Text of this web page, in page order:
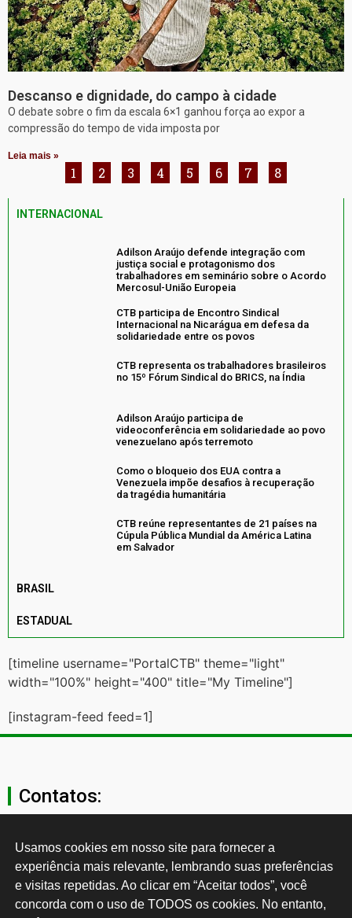
Descanso e dignidade, do campo à cidade
O debate sobre o fim da escala 6×1 ganhou força ao expor a
compressão do tempo de vida imposta por
Leia mais »
1 2 3 4 5 6 7 8
INTERNACIONAL
Adilson Araújo defende integração com
justiça social e protagonismo dos
trabalhadores em seminário sobre o Acordo
Mercosul-União Europeia
CTB participa de Encontro Sindical
Internacional na Nicarágua em defesa da
solidariedade entre os povos
CTB representa os trabalhadores brasileiros
no 15º Fórum Sindical do BRICS, na Índia
Adilson Araújo participa de
videoconferência em solidariedade ao povo
venezuelano após terremoto
Como o bloqueio dos EUA contra a
Venezuela impõe desafios à recuperação
da tragédia humanitária
CTB reúne representantes de 21 países na
Cúpula Pública Mundial da América Latina
em Salvador
BRASIL
ESTADUAL
[timeline username="PortalCTB" theme="light"
width="100%" height="400" title="My Timeline"]
[instagram-feed feed=1]
Contatos:
secgeral@ctb.org.br
11 3874-0040
Rua Cardoso de Almeida, 1843, Sumaré São Paulo - SP -
Usamos cookies em nosso site para fornecer a
experiência mais relevante, lembrando suas preferências
e visitas repetidas. Ao clicar em “Aceitar todos”, você
concorda com o uso de TODOS os cookies. No entanto,